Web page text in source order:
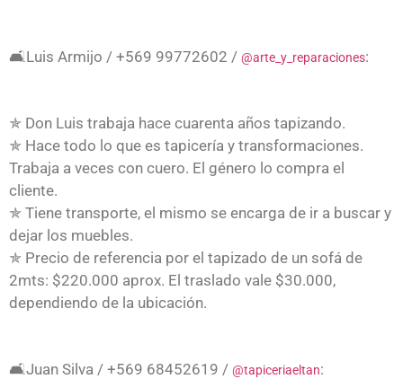
🛋Luis Armijo / +569 99772602 / @arte_y_reparaciones:
✯ Don Luis trabaja hace cuarenta años tapizando.
✯ Hace todo lo que es tapicería y transformaciones.
Trabaja a veces con cuero. El género lo compra el
cliente.
✯ Tiene transporte, el mismo se encarga de ir a buscar y
dejar los muebles.
✯ Precio de referencia por el tapizado de un sofá de
2mts: $220.000 aprox. El traslado vale $30.000,
dependiendo de la ubicación.
🛋Juan Silva / +569 68452619 / @tapiceriaeltan: